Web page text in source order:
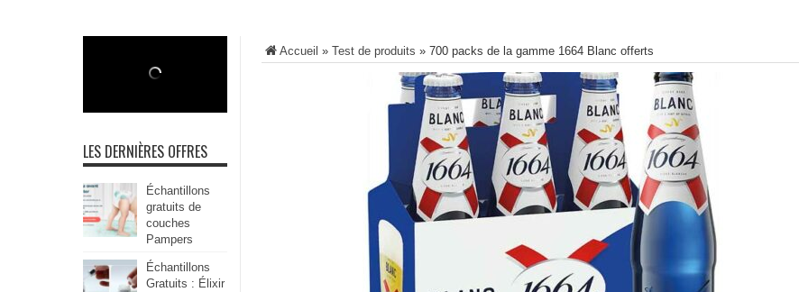
Accueil » Test de produits » 700 packs de la gamme 1664 Blanc offerts
LES DERNIÈRES OFFRES
Échantillons
gratuits de
couches
Pampers
Échantillons
Gratuits : Élixir